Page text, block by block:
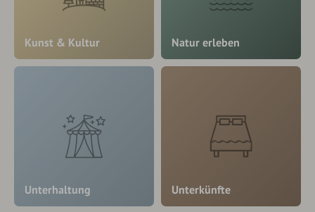
Kunst & Kultur Natur erleben
Unterhaltung Unterkünfte